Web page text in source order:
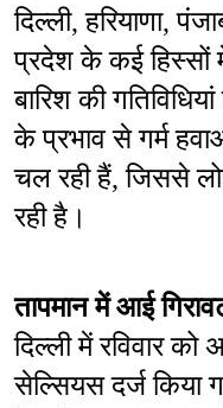
दिल्ली, हरियाणा,
प्रदेश के कई
बारिश की
के प्रभाव से गर्म
चल रही हैं, जिससे
रही है।
तापमान में आई
दिल्ली में रविवार
सेल्सियस दर्ज किया